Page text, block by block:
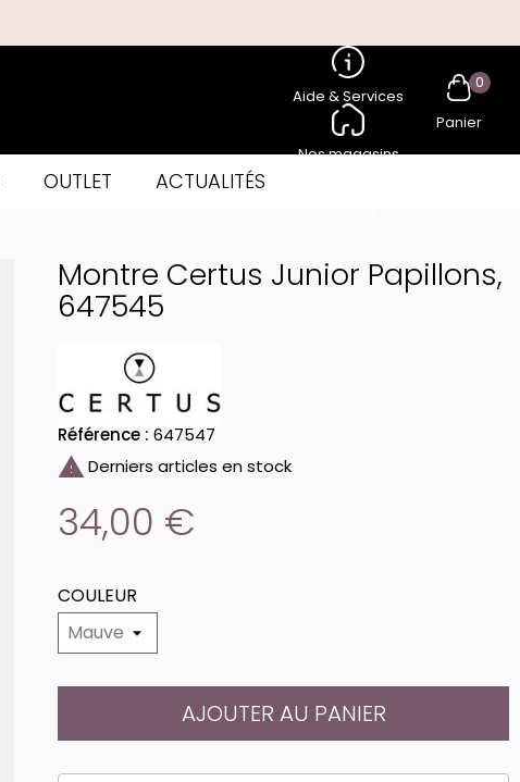
Aide & Services
Nos magasins
0
Panier
OUTLET ACTUALITÉS
Montre Certus Junior Papillons,
647545
Référence : 647547
 Derniers articles en stock
34,00 €
COULEUR
AJOUTER AU PANIER